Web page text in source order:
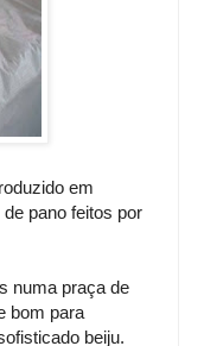
em
pano feitos por
numa praça de
bom para
beiju.